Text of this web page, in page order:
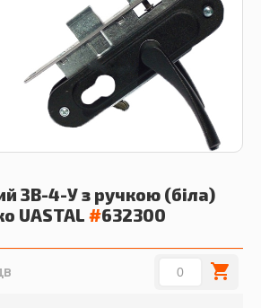
ЗВ-4-У з ручкою (біла)
UASTAL #632300